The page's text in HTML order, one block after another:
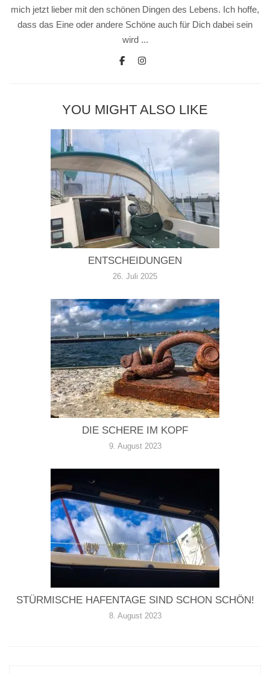
mich jetzt lieber mit den schönen Dingen des Lebens. Ich hoffe,
dass das Eine oder andere Schöne auch für Dich dabei sein
wird ...
YOU MIGHT ALSO LIKE
ENTSCHEIDUNGEN
26. Juli 2025
DIE SCHERE IM KOPF
9. August 2023
STÜRMISCHE HAFENTAGE SIND SCHON SCHÖN!
8. August 2023